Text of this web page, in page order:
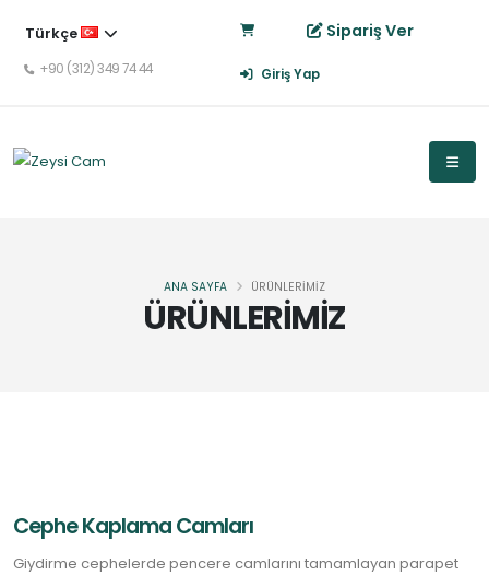
Türkçe
+90 (312) 349 74 44
Sipariş Ver
Giriş Yap
ÜRÜNLERİMİZ
ANA SAYFA ÜRÜNLERİMİZ
Cephe Kaplama Camları
Giydirme cephelerde pencere camlarını tamamlayan parapet